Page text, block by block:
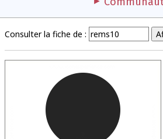
Consulter la fiche de :